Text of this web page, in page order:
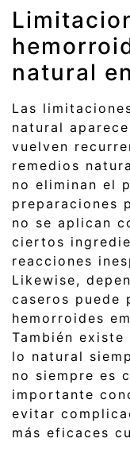
natural
Las
natural
vuelven
remedios
no eliminan el
preparaciones
no se aplican
ciertos
reacciones
Likewise,
caseros puede
hemorroides
También
lo natural
no siempre es
importante
evitar
más eficaces